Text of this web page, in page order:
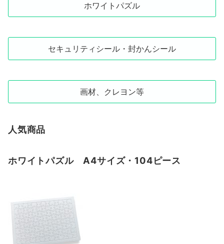
ホワイトパズル
セキュリティシール・封かんシール
画材、クレヨン等
人気商品
ホワイトパズル A4サイズ・104ピース